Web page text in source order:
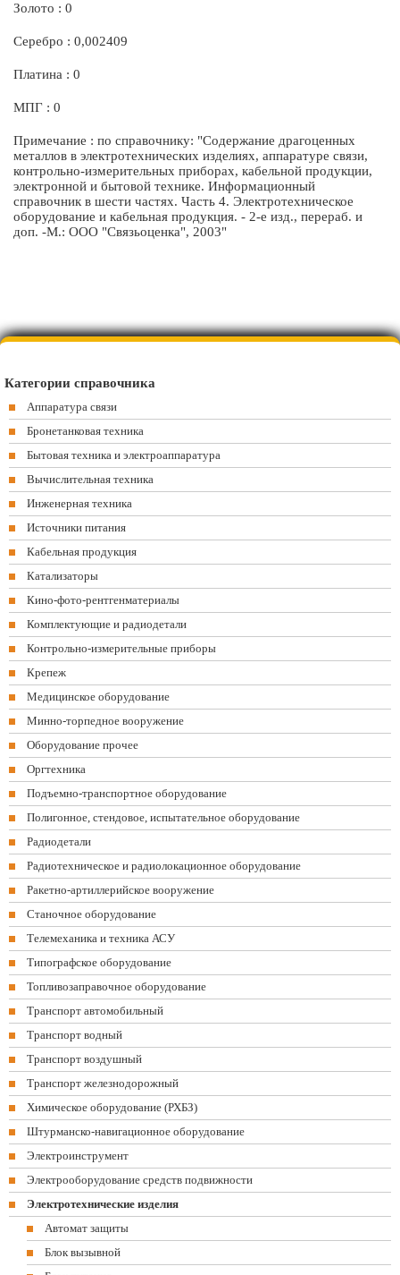
Золото : 0
Серебро : 0,002409
Платина : 0
МПГ : 0
Примечание : по справочнику: "Содержание драгоценных
металлов в электротехнических изделиях, аппаратуре связи,
контрольно-измерительных приборах, кабельной продукции,
электронной и бытовой технике. Информационный
справочник в шести частях. Часть 4. Электротехническое
оборудование и кабельная продукция. - 2-е изд., перераб. и
доп. -М.: ООО "Связьоценка", 2003"
Категории справочника
Аппаратура связи
Бронетанковая техника
Бытовая техника и электроаппаратура
Вычислительная техника
Инженерная техника
Источники питания
Кабельная продукция
Катализаторы
Кино-фото-рентгенматериалы
Комплектующие и радиодетали
Контрольно-измерительные приборы
Крепеж
Медицинское оборудование
Минно-торпедное вооружение
Оборудование прочее
Оргтехника
Подъемно-транспортное оборудование
Полигонное, стендовое, испытательное оборудование
Радиодетали
Радиотехническое и радиолокационное оборудование
Ракетно-артиллерийское вооружение
Станочное оборудование
Телемеханика и техника АСУ
Типографское оборудование
Топливозаправочное оборудование
Транспорт автомобильный
Транспорт водный
Транспорт воздушный
Транспорт железнодорожный
Химическое оборудование (РХБЗ)
Штурманско-навигационное оборудование
Электроинструмент
Электрооборудование средств подвижности
Электротехнические изделия
Автомат защиты
Блок вызывной